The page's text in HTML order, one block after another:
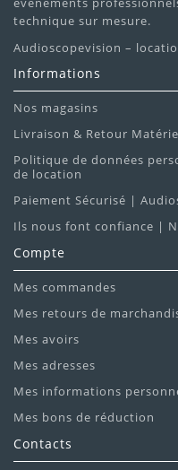
technique sur mesure.
Audioscopevision –
Informations
Nos magasins
Livraison & Retour
Politique de données
de location
Paiement Sécurisé |
Ils nous font confiance |
Compte
Mes commandes
Mes retours de
Mes avoirs
Mes adresses
Mes informations
Mes bons de réduction
Contacts